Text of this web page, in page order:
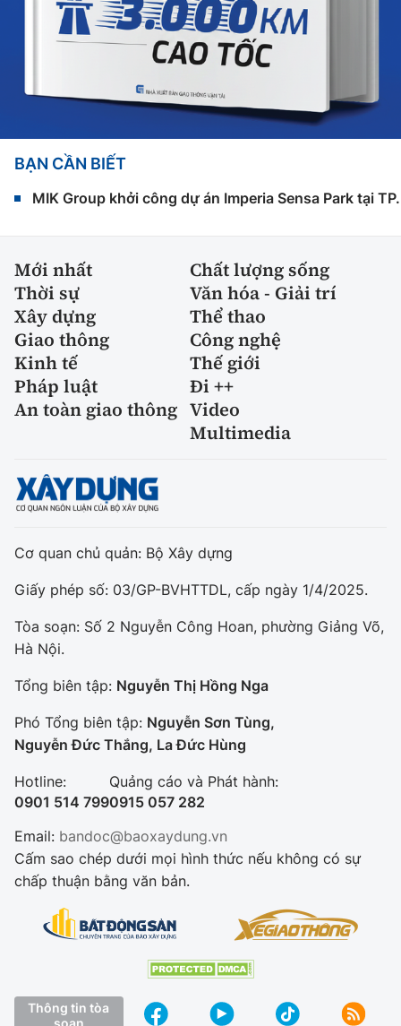
BẠN CẦN BIẾT
MIK Group khởi công dự án Imperia Sensa Park tại
Mới nhất
Chất lượng sống
Thời sự
Văn hóa - Giải trí
Xây dựng
Thể thao
Giao thông
Công nghệ
Kinh tế
Thế giới
Pháp luật
Đi ++
An toàn giao thông Video
Multimedia
Cơ quan chủ quản: Bộ Xây dựng
Giấy phép số: 03/GP-BVHTTDL, cấp ngày 1/4/2025.
Tòa soạn: Số 2 Nguyễn Công Hoan, phường Giảng Võ,
Hà Nội.
Tổng biên tập: Nguyễn Thị Hồng Nga
Phó Tổng biên tập: Nguyễn Sơn Tùng,
Nguyễn Đức Thắng, La Đức Hùng
Hotline:
0901 514 799
Quảng cáo và Phát hành:
0915 057 282
Email: bandoc@baoxaydung.vn
Cấm sao chép dưới mọi hình thức nếu không có sự
chấp thuận bằng văn bản.
Thông tin tòa